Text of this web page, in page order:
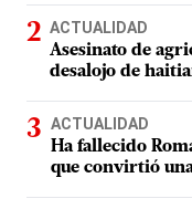
ACTUALIDAD
Asesinato de
desalojo de
ACTUALIDAD
Ha fallecido
que convirtió